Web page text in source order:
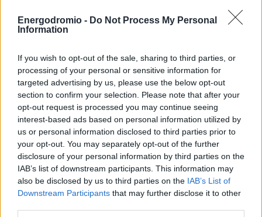
Energodromio - Do Not Process My Personal
Information
If you wish to opt-out of the sale, sharing to third parties, or
processing of your personal or sensitive information for
targeted advertising by us, please use the below opt-out
section to confirm your selection. Please note that after your
opt-out request is processed you may continue seeing
interest-based ads based on personal information utilized by
us or personal information disclosed to third parties prior to
your opt-out. You may separately opt-out of the further
disclosure of your personal information by third parties on the
IAB’s list of downstream participants. This information may
also be disclosed by us to third parties on the IAB’s List of
Downstream Participants that may further disclose it to other
έντονη ανοδική πορεία συνεχίζεται στην κορύφωση της
εκατομμύρια, αυξημένες κατά 57 χιλιάδες σε σχέση με
τον Ιούλιο του 2024 (1,021 εκατομμύρια κλίνες).
Σταθερό το επίπεδο πληρότητας
Η πληρότητα το δεύτερο τρίμηνο εμφάνισε ήπιες
διακυμάνσεις καταλήγοντας σε σχετική σταθερότητα, η
όποια διατηρήθηκε και την αρχή του τρίτου τρίμηνου, στο